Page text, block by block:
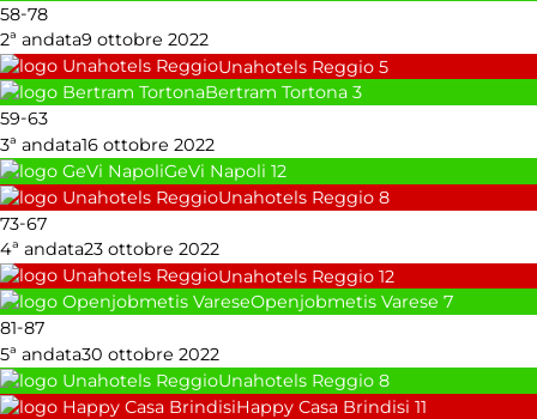
58-78
2ª andata9 ottobre 2022
Unahotels Reggio 5
Bertram Tortona 3
59-63
3ª andata16 ottobre 2022
GeVi Napoli 12
Unahotels Reggio 8
73-67
4ª andata23 ottobre 2022
Unahotels Reggio 12
Openjobmetis Varese 7
81-87
5ª andata30 ottobre 2022
Unahotels Reggio 8
Happy Casa Brindisi 11